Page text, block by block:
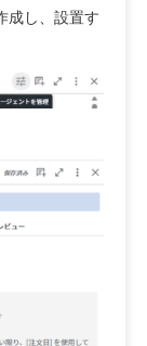
成し、設置す